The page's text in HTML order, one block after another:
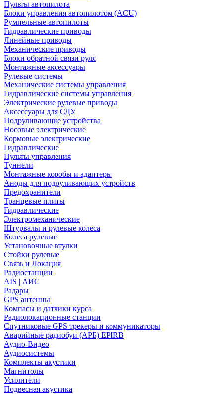
Пульты автопилота
Блоки управления автопилотом (ACU)
Румпельные автопилоты
Гидравлические приводы
Линейные приводы
Механические приводы
Блоки обратной связи руля
Монтажные аксессуары
Рулевые системы
Механические системы управления
Гидравлические системы управления
Электрические рулевые приводы
Аксессуары для СДУ
Подруливающие устройства
Носовые электрические
Кормовые электрические
Гидравлические
Пульты управления
Туннели
Монтажные коробы и адаптеры
Аноды для подруливающих устройств
Предохранители
Транцевые плиты
Гидравлические
Электромеханические
Штурвалы и рулевые колеса
Колеса рулевые
Установочные втулки
Стойки рулевые
Связь и Локация
Радиостанции
AIS | АИС
Радары
GPS антенны
Компасы и датчики курса
Радиолокационные станции
Спутниковые GPS трекеры и коммуникаторы
Аварийные радиобуи (АРБ) EPIRB
Аудио-Видео
Аудиосистемы
Комплекты акустики
Магнитолы
Усилители
Подвесная акустика